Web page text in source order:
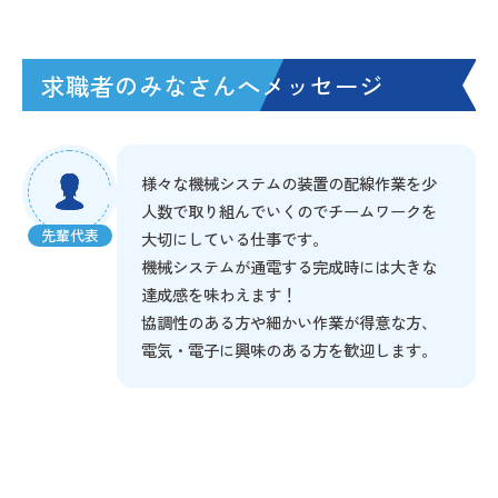
求職者のみなさんへメッセージ
先輩代表
様々な機械システムの装置の配線作業を少
人数で取り組んでいくのでチームワークを
大切にしている仕事です。
機械システムが通電する完成時には大きな
達成感を味わえます！
協調性のある方や細かい作業が得意な方、
電気・電子に興味のある方を歓迎します。